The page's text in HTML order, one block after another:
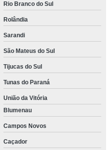
Rio Branco do Sul
Rolândia
Sarandi
São Mateus do Sul
Tijucas do Sul
Tunas do Paraná
União da Vitória
Blumenau
Campos Novos
Caçador